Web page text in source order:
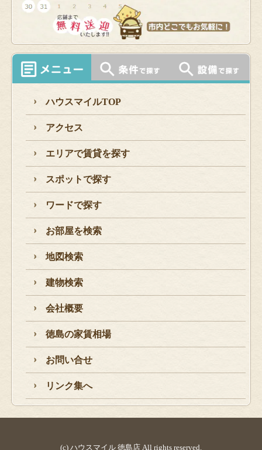
ハウスマイルTOP
アクセス
エリアで賃貸を探す
スポットで探す
ワードで探す
お部屋を検索
地図検索
建物検索
会社概要
徳島の家賃相場
お問い合せ
リンク集へ
(c) ハウスマイル 徳島店 All rights reserved.